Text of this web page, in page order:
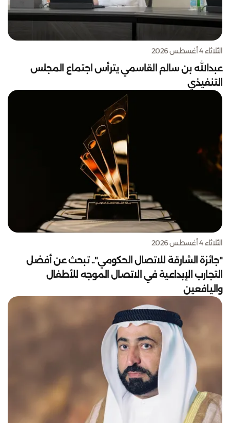
الثلاثاء 4 أغسطس 2026
عبدالله بن سالم القاسمي يترأس اجتماع المجلس
التنفيذي
الثلاثاء 4 أغسطس 2026
"جائزة الشارقة للاتصال الحكومي".. تبحث عن أفضل
التجارب الإبداعية في الاتصال الموجه للأطفال
واليافعين